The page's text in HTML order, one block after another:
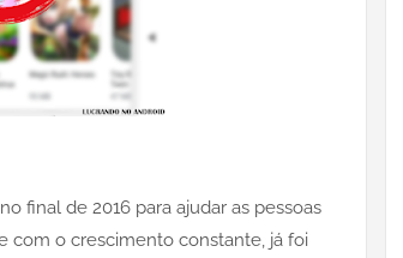
final de 2016 para ajudar as pessoas
com o crescimento constante, já foi